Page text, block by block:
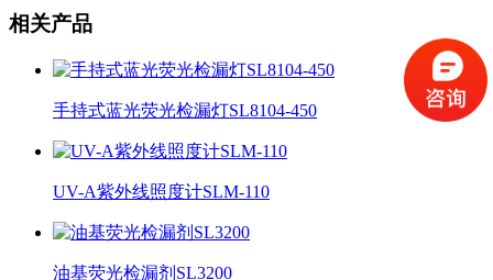
相关产品
手持式蓝光荧光检漏灯SL8104-450
UV-A紫外线照度计SLM-110
油基荧光检漏剂SL3200